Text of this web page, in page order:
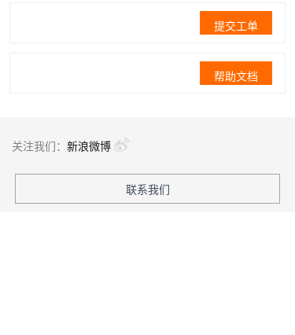
提交工单
帮助文档